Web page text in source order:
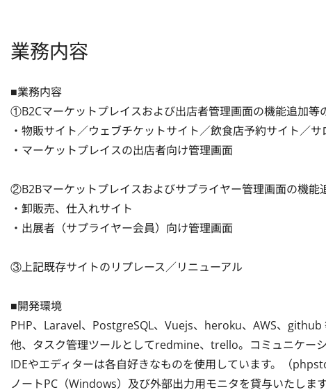
業務内容
■業務内容
①B2Cマーケットプレイスおよび出店者管理画面の機能追加等
・物販サイト／ウェブチケットサイト／飲食店予約サイト／サ
・マーケットプレイスの出店者向け管理画面
②B2Bマーケットプレイスおよびサプライヤー管理画面の機能
・卸販売、仕入れサイト
・出展者（サプライヤー会員）向け管理画面
③上記既存サイトのリプレース／リニューアル
■開発環境
PHP、Laravel、PostgreSQL、Vuejs、heroku、AWS、github
他、タスク管理ツールとしてredmine、trello。コミュニケー
IDEやエディターは各自好きなものを使用しています。（
ノートPC（Windows）及び外部出力用モニタを貸与いたします